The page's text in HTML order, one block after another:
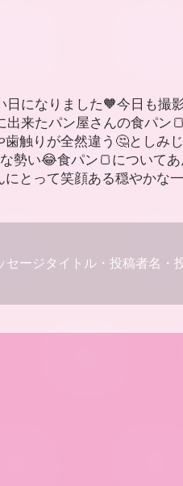
になりました🧡今日も撮
来たパン屋さんの食パン
触りが全然違う🤔としみ
勢い😂食パン🍞について
とって笑顔ある穏やかな
ージタイトル・投稿者名・